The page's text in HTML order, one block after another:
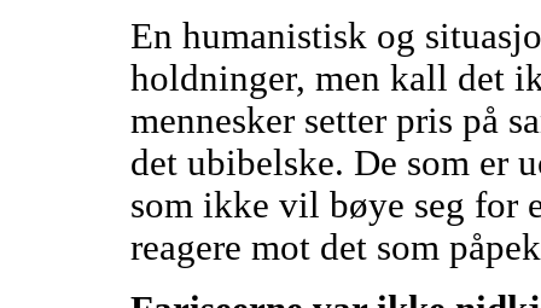
En humanistisk og
holdninger, men kall det
mennesker setter pris på
det ubibelske. De som er
som ikke vil bøye seg for
reagere mot det som